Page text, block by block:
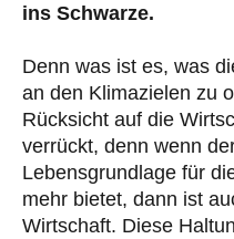
ins Schwarze.
Denn was ist es, was
an den Klimazielen zu
Rücksicht auf die
verrückt, denn wenn
Lebensgrund­lage für
mehr bietet, dann ist
Wirtschaft. Diese